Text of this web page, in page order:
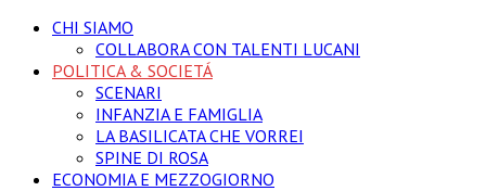
CHI SIAMO
COLLABORA CON TALENTI LUCANI
POLITICA & SOCIETÁ
SCENARI
INFANZIA E FAMIGLIA
LA BASILICATA CHE VORREI
SPINE DI ROSA
ECONOMIA E MEZZOGIORNO